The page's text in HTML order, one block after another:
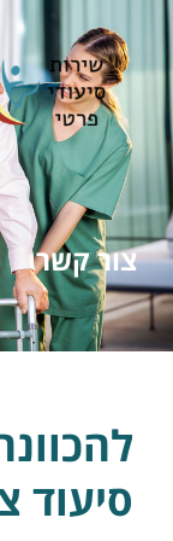
דילוג
לתוכן
צור קשר
סיעוד